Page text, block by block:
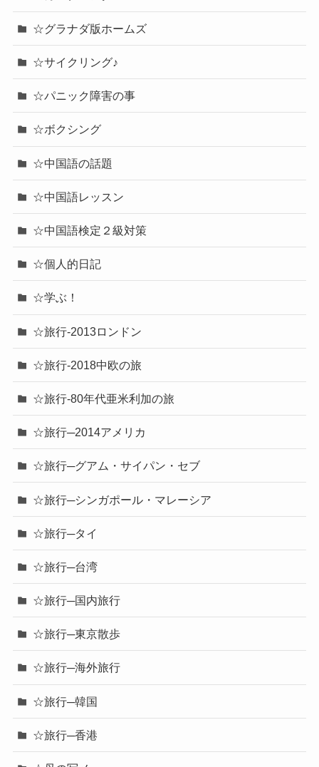
☆グラナダ版ホームズ
☆サイクリング♪
☆パニック障害の事
☆ボクシング
☆中国語の話題
☆中国語レッスン
☆中国語検定２級対策
☆個人的日記
☆学ぶ！
☆旅行-2013ロンドン
☆旅行-2018中欧の旅
☆旅行-80年代亜米利加の旅
☆旅行─2014アメリカ
☆旅行─グアム・サイパン・セブ
☆旅行─シンガポール・マレーシア
☆旅行─タイ
☆旅行─台湾
☆旅行─国内旅行
☆旅行─東京散歩
☆旅行─海外旅行
☆旅行─韓国
☆旅行─香港